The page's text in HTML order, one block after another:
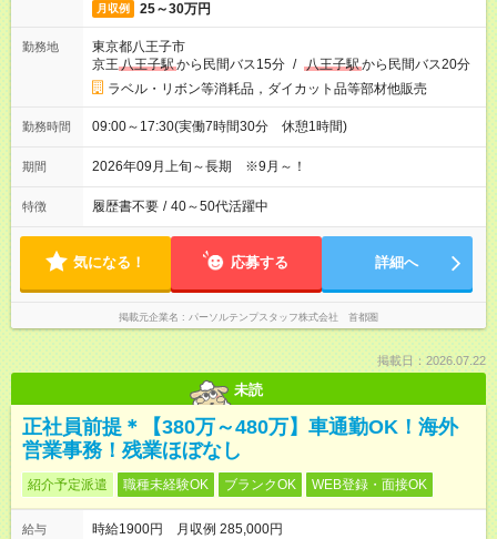
月収例 25～30万円
勤務地
東京都八王子市
京王 八王子駅から民間バス15分 / 八王子駅から民間バス20分
ラベル・リボン等消耗品，ダイカット品等部材他販売
勤務時間 09:00～17:30(実働7時間30分 休憩1時間)
期間 2026年09月上旬～長期 ※9月～！
特徴 履歴書不要 / 40～50代活躍中
気になる！ 応募する 詳細へ
掲載元企業名 パーソルテンプスタッフ株式会社 首都圏
掲載日：2026.07.22
未読
正社員前提＊【380万～480万】車通勤OK！海外
営業事務！残業ほぼなし
紹介予定派遣 職種未経験OK ブランクOK WEB登録・面接OK
給与
時給1900円 月収例 285,000円